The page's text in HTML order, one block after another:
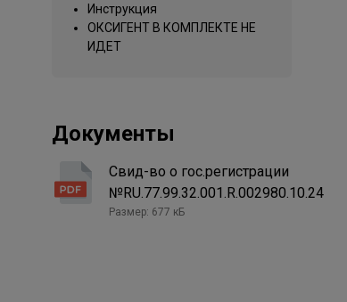
Инструкция
ОКСИГЕНТ В КОМПЛЕКТЕ НЕ
ИДЕТ
Документы
Свид-во о гос.регистрации
№RU.77.99.32.001.R.002980.10.24
Размер: 677 кБ